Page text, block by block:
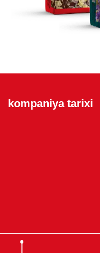
kompaniya tarixi